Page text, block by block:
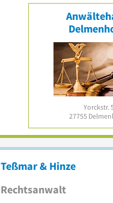
Yorckstr.
27755
Teßmar & Hinze
Rechtsanwalt